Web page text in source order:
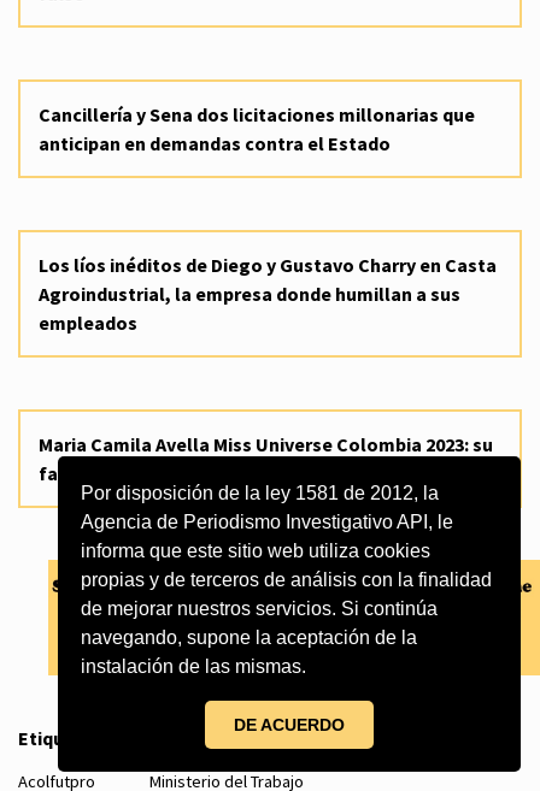
Por disposición de la ley 1581 de 2012, la
Agencia de Periodismo Investigativo API, le
informa que este sitio web utiliza cookies
propias y de terceros de análisis con la finalidad
de mejorar nuestros servicios. Si continúa
navegando, supone la aceptación de la
instalación de las mismas.
DE ACUERDO
Cancillería y Sena dos licitaciones millonarias que
anticipan en demandas contra el Estado
Los líos inéditos de Diego y Gustavo Charry en Casta
Agroindustrial, la empresa donde humillan a sus
empleados
Maria Camila Avella Miss Universe Colombia 2023: su
familia y una red de lavado de dinero
Etiquetas
Acolfutpro Ministerio del Trabajo